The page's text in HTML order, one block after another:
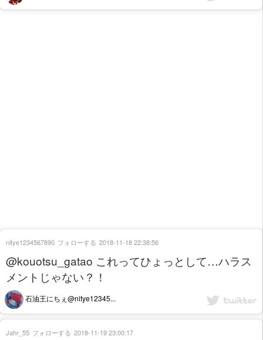
@kouotsu_gatao これってひょっとして…ハラス
メントじゃない？！
石油王にちぇ@nitye12345...
nitye1234567890 フォローする 2018-11-18 22:38:56
Jahr_55 フォローする 2018-11-19 23:00:17